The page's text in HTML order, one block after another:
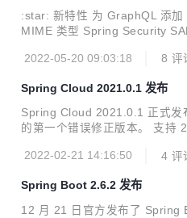
:star: 新特性 为 GraphQL 添
MIME 类型 Spring Security
用@PropertySource 3 配置的
不完整#31079 Statsd 组件缺
WebFlux 端点的请求调试日志
@ConditionalOn...
2022-05-20 09:03:18 8 评
Spring Cloud 2021.0.1 发布
Spring Cloud 2021.0.1 正式
的第一个错误修正版本。 支持
> <dependencies> <dependency> <groupId>org.springfra
encies</artifactId> <version>...
2022-02-21 14:16:50 4 评
Spring Boot 2.6.2 发布
12 月 21 日官方发布了 Spring